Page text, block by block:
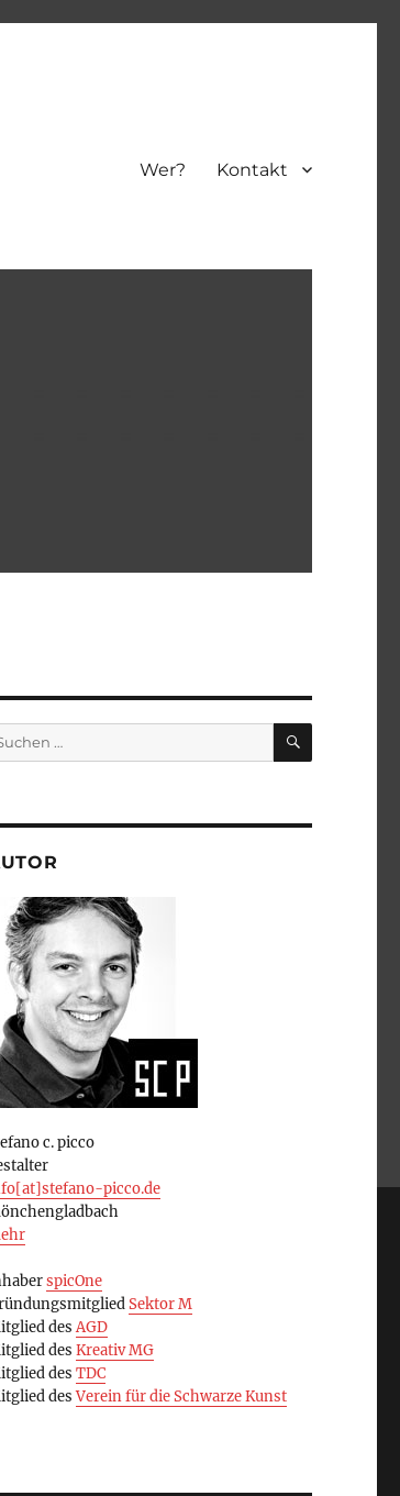
Wer? Kontakt
SUCHEN
c. picco
picco.de
spicOne
Sektor M
desAGD
des Kreativ MG
des TDC
desVerein für die Schwarze Kunst